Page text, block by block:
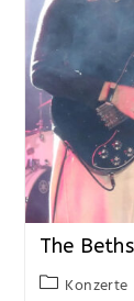
The
Konzerte